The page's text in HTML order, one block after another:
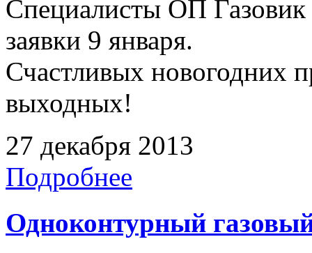
Специалисты ОП
заявки 9 января.
Счастливых новогодних
выходных!
27 декабря 2013
Подробнее
Одноконтурный